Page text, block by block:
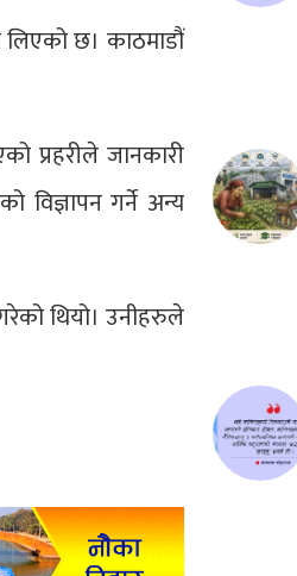
लिएको छ। काठमाडौं
प्रहरीले जानकारी
विज्ञापन गर्ने अन्य
थियो। उनीहरुले